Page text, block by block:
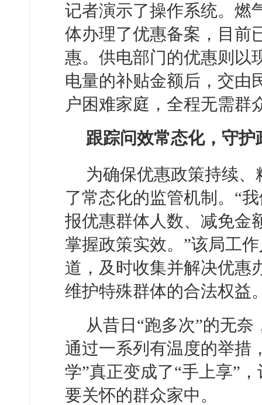
记者演示了操作系统。燃
体办理了优惠备案，目前
惠。供电部门的优惠则以
电量的补贴金额后，交由
户困难家庭，全程无需群
跟踪问效常态化，守护
为确保优惠政策持续
了常态化的监管机制。“
报优惠群体人数、减免金
掌握政策实效。”该局工
道，及时收集并解决优惠
维护特殊群体的合法权益
从昔日“跑多次”的无
通过一系列有温度的举措
学”真正变成了“手上享”
要关怀的群众家中。